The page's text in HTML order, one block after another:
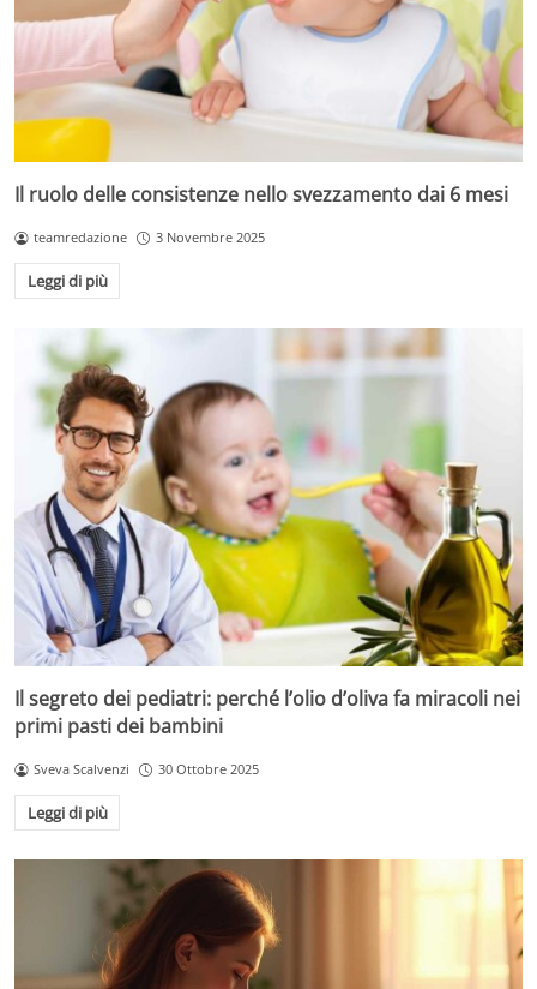
Il ruolo delle consistenze nello svezzamento dai 6 mesi
teamredazione 3 Novembre 2025
Leggi di più
Il segreto dei pediatri: perché l’olio d’oliva fa miracoli nei
primi pasti dei bambini
Sveva Scalvenzi 30 Ottobre 2025
Leggi di più